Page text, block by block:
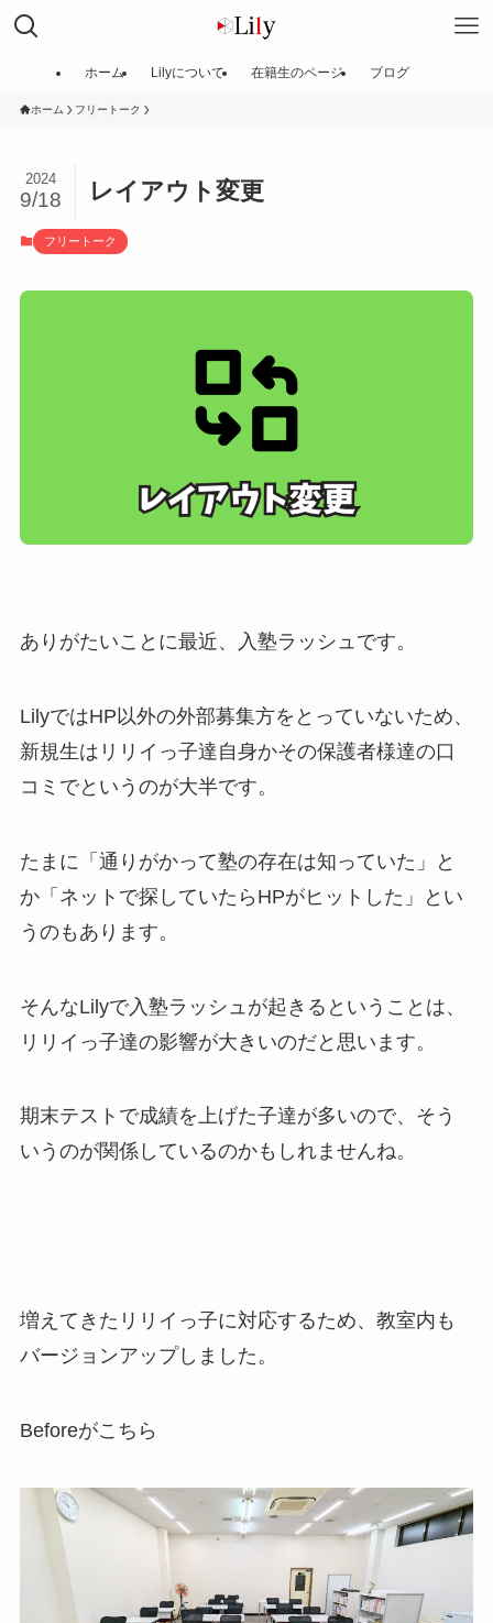
ホーム Lilyについて 在籍生のページ ブログ
ホーム フリートーク
レイアウト変更
2024
9/18
フリートーク
ありがたいことに最近、入塾ラッシュです。
LilyではHP以外の外部募集方をとっていないため、
新規生はリリイっ子達自身かその保護者様達の口
コミでというのが大半です。
たまに「通りがかって塾の存在は知っていた」と
か「ネットで探していたらHPがヒットした」とい
うのもあります。
そんなLilyで入塾ラッシュが起きるということは、
リリイっ子達の影響が大きいのだと思います。
期末テストで成績を上げた子達が多いので、そう
いうのが関係しているのかもしれませんね。
増えてきたリリイっ子に対応するため、教室内も
バージョンアップしました。
Beforeがこちら